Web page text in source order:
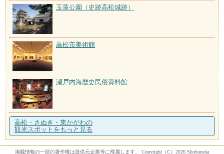
玉藻公園（史跡高松城跡）
高松市美術館
瀬戸内海歴史民俗資料館
高松・さぬき・東かがわの
観光スポットをもっと見る
掲載情報の一部の著作権は提供元企業等に帰属します。 Copyright（C）2026 Shobunsha